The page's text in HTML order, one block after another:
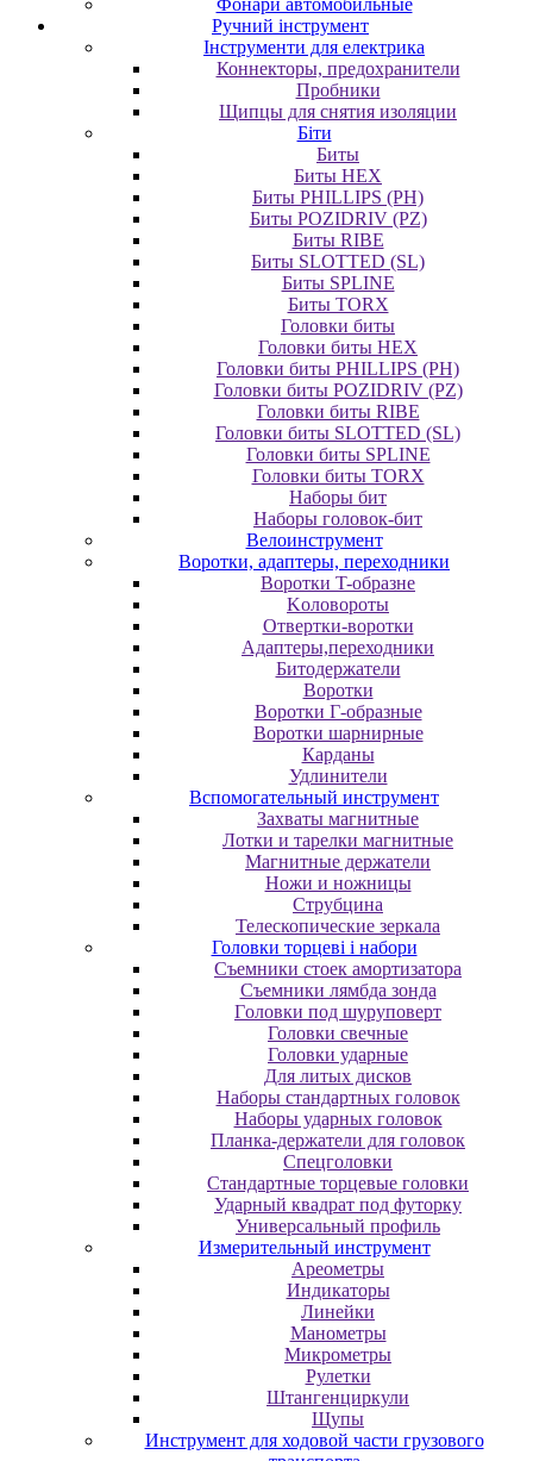
Фонари автомобильные
Ручний інструмент
Інструменти для електрика
Коннекторы, предохранители
Пробники
Щипцы для снятия изоляции
Біти
Биты
Биты HEX
Биты PHILLIPS (PH)
Биты POZIDRIV (PZ)
Биты RIBE
Биты SLOTTED (SL)
Биты SPLINE
Биты TORX
Головки биты
Головки биты HEX
Головки биты PHILLIPS (PH)
Головки биты POZIDRIV (PZ)
Головки биты RIBE
Головки биты SLOTTED (SL)
Головки биты SPLINE
Головки биты TORX
Наборы бит
Наборы головок-бит
Велоинструмент
Воротки, адаптеры, переходники
Bopoтки T-oбpaзне
Koлoвopoты
Oтвepтки-вopoтки
Адаптеры,переходники
Битодержатели
Воротки
Воротки Г-образные
Воротки шарнирные
Карданы
Удлинители
Вспомогательный инструмент
Захваты магнитные
Лотки и тарелки магнитные
Магнитные держатели
Ножи и ножницы
Струбцина
Телескопические зеркала
Головки торцеві і набори
Cъeмники cтoeк aмopтизaтopa
Cъeмники лямбдa зoндa
Гoлoвки пoд шуpупoвepт
Головки свечные
Головки ударные
Для литых дисков
Наборы стандартных головок
Наборы ударных головок
Планка-держатели для головок
Спецголовки
Стандартные торцевые головки
Ударный квадрат под футорку
Универсальный профиль
Измерительный инструмент
Ареометры
Индикаторы
Линейки
Манометры
Микрометры
Рулетки
Штангенциркули
Щупы
Инструмент для ходовой части грузового